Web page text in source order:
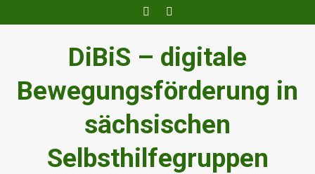
to
DiBiS – digitale
Bewegungsförderung in
sächsischen
Selbsthilfegruppen